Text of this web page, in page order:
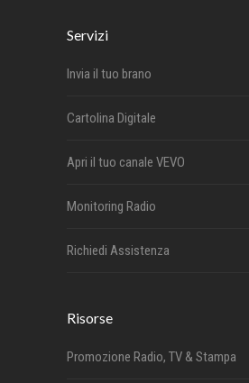
Servizi
Invia il tuo brano
Cartolina Digitale
Apri il tuo canale VEVO
Monitoring Radio
Richiedi Assistenza
Risorse
Promozione Radio, TV & Stampa